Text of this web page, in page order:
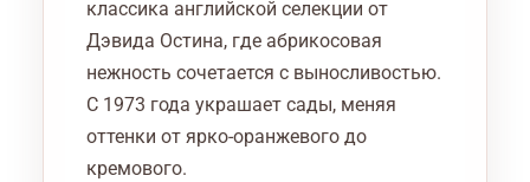
классика английской селекции от
Дэвида Остина, где абрикосовая
нежность сочетается с выносливостью.
С 1973 года украшает сады, меняя
оттенки от ярко-оранжевого до
кремового.